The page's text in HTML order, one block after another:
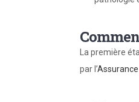
La première
par l’